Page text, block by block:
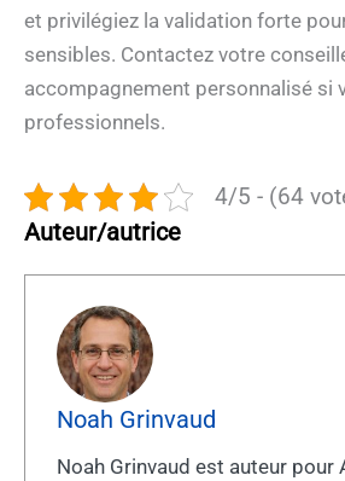
et privilégiez la validation forte
sensibles. Contactez votre
accompagnement personnalisé si
professionnels.
4/5 - (64
Auteur/autrice
Noah Grinvaud
Noah Grinvaud est auteur pour